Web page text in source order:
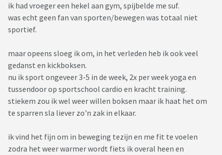
ik had vroeger een hekel aan gym, spijbelde me suf.
was echt geen fan van sporten/bewegen was totaal niet
sportief.
maar opeens sloeg ik om, in het verleden heb ik ook veel
gedanst en kickboksen.
nu ik sport ongeveer 3-5 in de week, 2x per week yoga en
tussendoor op sportschool cardio en kracht training.
stiekem zou ik wel weer willen boksen maar ik haat het om
te sparren sla liever zo'n zak in elkaar.
ik vind het fijn om in beweging tezijn en me fit te voelen
zodra het weer warmer wordt fiets ik overal heen en